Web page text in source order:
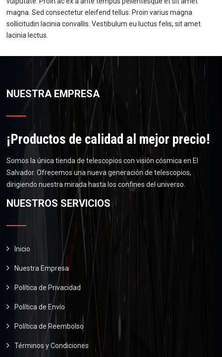
magna. Sed consectetur eleifend tellus. Proin varius magna
sollicitudin lacinia convallis. Vestibulum eu luctus felis, sit amet
lacinia lectus.
NUESTRA EMPRESA
¡Productos de calidad al mejor precio!
Somos la única tienda de telescopios con visión cósmica en El
Salvador. Ofrecemos una nueva generación de telescopios,
dirigiendo nuestra mirada hasta los confines del universo.
NUESTROS SERVICIOS
Inicio
Nuestra Empresa
Política de Privacidad
Política de Envío
Política de Reembolso
Términos y Condiciones